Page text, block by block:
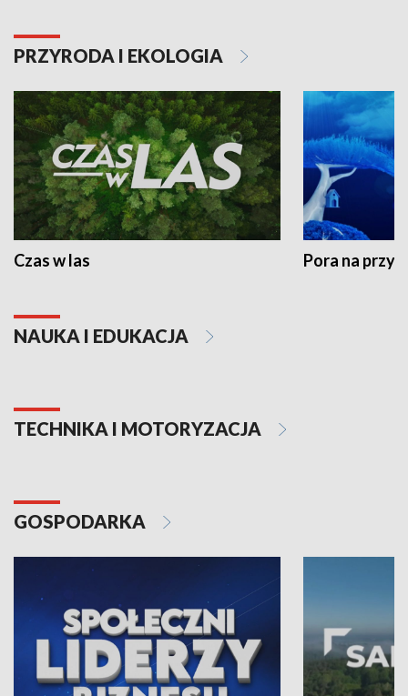
PRZYRODA I EKOLOGIA
Czas w las Pora na
NAUKA I EDUKACJA
TECHNIKA I MOTORYZACJA
GOSPODARKA